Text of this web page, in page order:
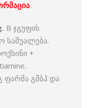
B ჯგუფის
საშუალება.
+
ფარმა გმბჰ და